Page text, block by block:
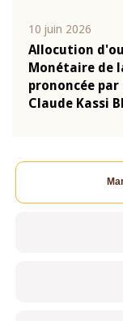
10 juin 2026
Allocution
Monétaire de
prononcée
Claude Kassi